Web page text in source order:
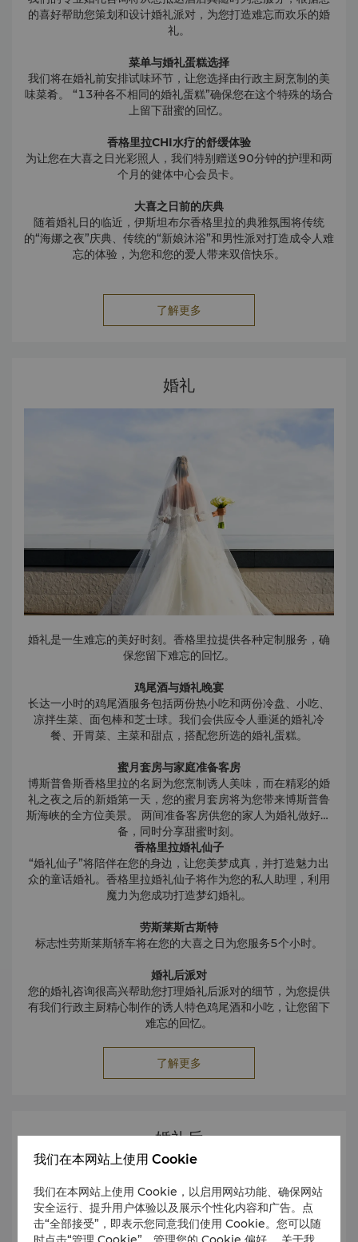
的喜好帮助您策划和设计婚礼派对，为您打造难忘而欢乐的婚
礼。
菜单与婚礼蛋糕选择
我们将在婚礼前安排试味环节，让您选择由行政主厨烹制的美
味菜肴。 “13种各不相同的婚礼蛋糕”确保您在这个特殊的场合
上留下甜蜜的回忆。
香格里拉CHI水疗的舒缓体验
为让您在大喜之日光彩照人，我们特别赠送90分钟的护理和两
个月的健体中心会员卡。
大喜之日前的庆典
随着婚礼日的临近，伊斯坦布尔香格里拉的典雅氛围将传统
的“海娜之夜”庆典、传统的“新娘沐浴”和男性派对打造成令人难
忘的体验，为您和您的爱人带来双倍快乐。
了解更多
婚礼
婚礼是一生难忘的美好时刻。香格里拉提供各种定制服务，确
保您留下难忘的回忆。
鸡尾酒与婚礼晚宴
长达一小时的鸡尾酒服务包括两份热小吃和两份冷盘、小吃、
凉拌生菜、面包棒和芝士球。我们会供应令人垂涎的婚礼冷
餐、开胃菜、主菜和甜点，搭配您所选的婚礼蛋糕。
蜜月套房与家庭准备客房
博斯普鲁斯香格里拉的名厨为您烹制诱人美味，而在精彩的婚
礼之夜之后的新婚第一天，您的蜜月套房将为您带来博斯普鲁
斯海峡的全方位美景。 两间准备客房供您的家人为婚礼做好准
备，同时分享甜蜜时刻。
香格里拉婚礼仙子
“婚礼仙子”将陪伴在您的身边，让您美梦成真，并打造魅力出
众的童话婚礼。香格里拉婚礼仙子将作为您的私人助理，利用
魔力为您成功打造梦幻婚礼。
劳斯莱斯古斯特
标志性劳斯莱斯轿车将在您的大喜之日为您服务5个小时。
婚礼后派对
您的婚礼咨询很高兴帮助您打理婚礼后派对的细节，为您提供
有我们行政主厨精心制作的诱人特色鸡尾酒和小吃，让您留下
难忘的回忆。
了解更多
婚礼后
我们在本网站上使用 Cookie
我们在本网站上使用 Cookie，以启用网站功能、确保网站
安全运行、提升用户体验以及展示个性化内容和广告。点
击“全部接受”，即表示您同意我们使用 Cookie。您可以随